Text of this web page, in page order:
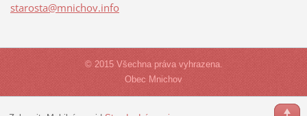
starosta@mnichov.info
© 2015 Všechna práva vyhrazena.
Obec Mnichov